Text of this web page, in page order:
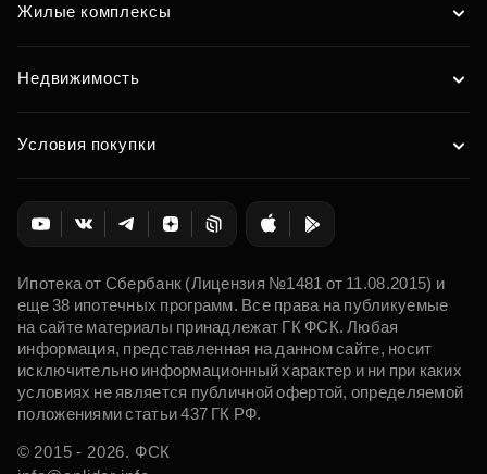
Жилые комплексы
Недвижимость
Условия покупки
Ипотека от Сбербанк (Лицензия №1481 от 11.08.2015) и
еще 38 ипотечных программ. Все права на публикуемые
на сайте материалы принадлежат ГК ФСК. Любая
информация, представленная на данном сайте, носит
исключительно информационный характер и ни при каких
условиях не является публичной офертой, определяемой
положениями статьи 437 ГК РФ.
© 2015 - 2026. ФСК